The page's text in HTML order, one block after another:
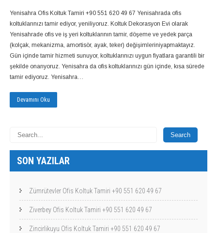
Yenisahra Ofis Koltuk Tamiri +90 551 620 49 67 Yenisahrada ofis
koltuklarınızı tamir ediyor, yeniliyoruz. Koltuk Dekorasyon Evi olarak
Yenisahrade ofis ve iş yeri koltuklarının tamir, döşeme ve yedek parça
(kolçak, mekanizma, amortisör, ayak, teker) değişimleriniyapmaktayız.
Gün içinde tamir hizmeti sunuyor, koltuklarınızı uygun fiyatlara garantili bir
şekilde onarıyoruz. Yenisahra da ofis koltuklarınızı gün içinde, kısa sürede
tamir ediyoruz. Yenisahra…
Devamını Oku
SON YAZILAR
Zümrütevler Ofis Koltuk Tamiri +90 551 620 49 67
Ziverbey Ofis Koltuk Tamiri +90 551 620 49 67
Zincirlikuyu Ofis Koltuk Tamiri +90 551 620 49 67